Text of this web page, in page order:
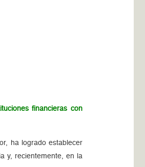
financieras con
ha logrado establecer
y, recientemente, en la